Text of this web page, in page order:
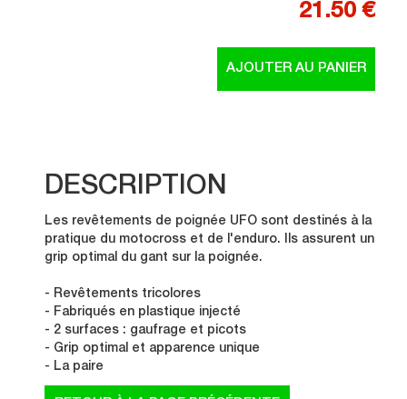
21.50 €
DESCRIPTION
Les revêtements de poignée UFO sont destinés à la
pratique du motocross et de l'enduro. Ils assurent un
grip optimal du gant sur la poignée.
- Revêtements tricolores
- Fabriqués en plastique injecté
- 2 surfaces : gaufrage et picots
- Grip optimal et apparence unique
- La paire